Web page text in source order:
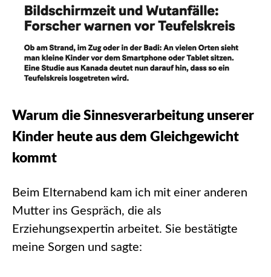
Warum die Sinnesverarbeitung unserer
Kinder heute aus dem Gleichgewicht
kommt
Beim Elternabend kam ich mit einer anderen
Mutter ins Gespräch, die als
Erziehungsexpertin arbeitet. Sie bestätigte
meine Sorgen und sagte: